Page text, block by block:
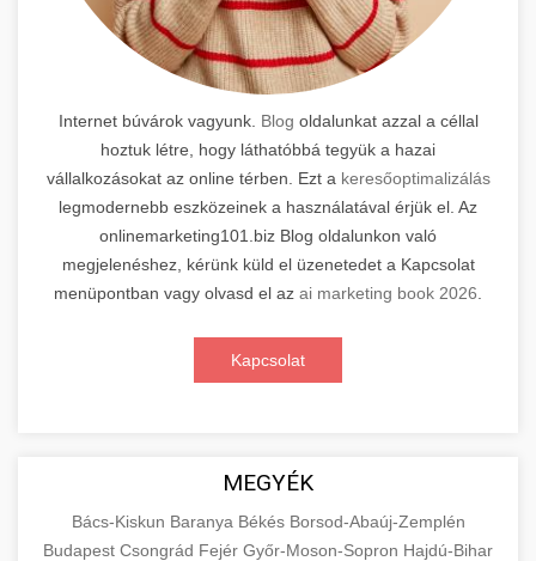
Internet búvárok vagyunk. Blog oldalunkat azzal a céllal
hoztuk létre, hogy láthatóbbá tegyük a hazai
vállalkozásokat az online térben. Ezt a keresőoptimalizálás
legmodernebb eszközeinek a használatával érjük el. Az
onlinemarketing101.biz Blog oldalunkon való
megjelenéshez, kérünk küld el üzenetedet a Kapcsolat
menüpontban vagy olvasd el az ai marketing book 2026
Kapcsolat
MEGYÉK
Bács-Kiskun Baranya Békés Borsod-Abaúj-Zemplén
Budapest Csongrád Fejér Győr-Moson-Sopron Hajdú-Bihar